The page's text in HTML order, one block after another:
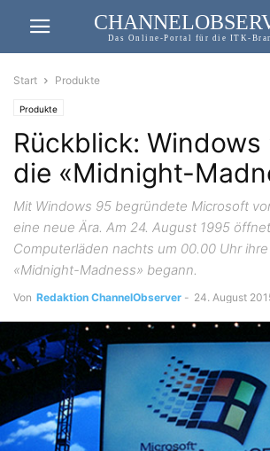
Das Online-Portal für die ITK-
Start Produkte
Produkte
Rückblick: Windows
die «Midnight-
Mit Windows 95 begründete Microsoft
eine neue Ära. Am 24. August 1995
Computerläden nachts um 00.00 Uhr
«Midnight-Madness» begann.
Von Redaktion ChannelObserver - 24. August